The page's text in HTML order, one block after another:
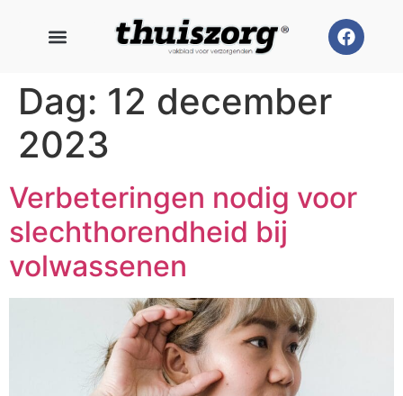
Dag: 12 december
2023
Verbeteringen nodig voor
slechthorendheid bij
volwassenen